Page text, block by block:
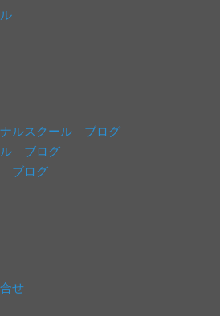
ルスクール ブログ
ル ブログ
ブログ
せ